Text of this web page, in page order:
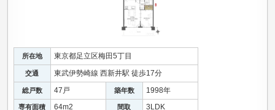
所在地 東京都足立区梅田5丁目
交通 東武伊勢崎線 西新井駅 徒歩17分
総戸数 47戸 築年数 1998年
専有面積 64m2 間取 3LDK